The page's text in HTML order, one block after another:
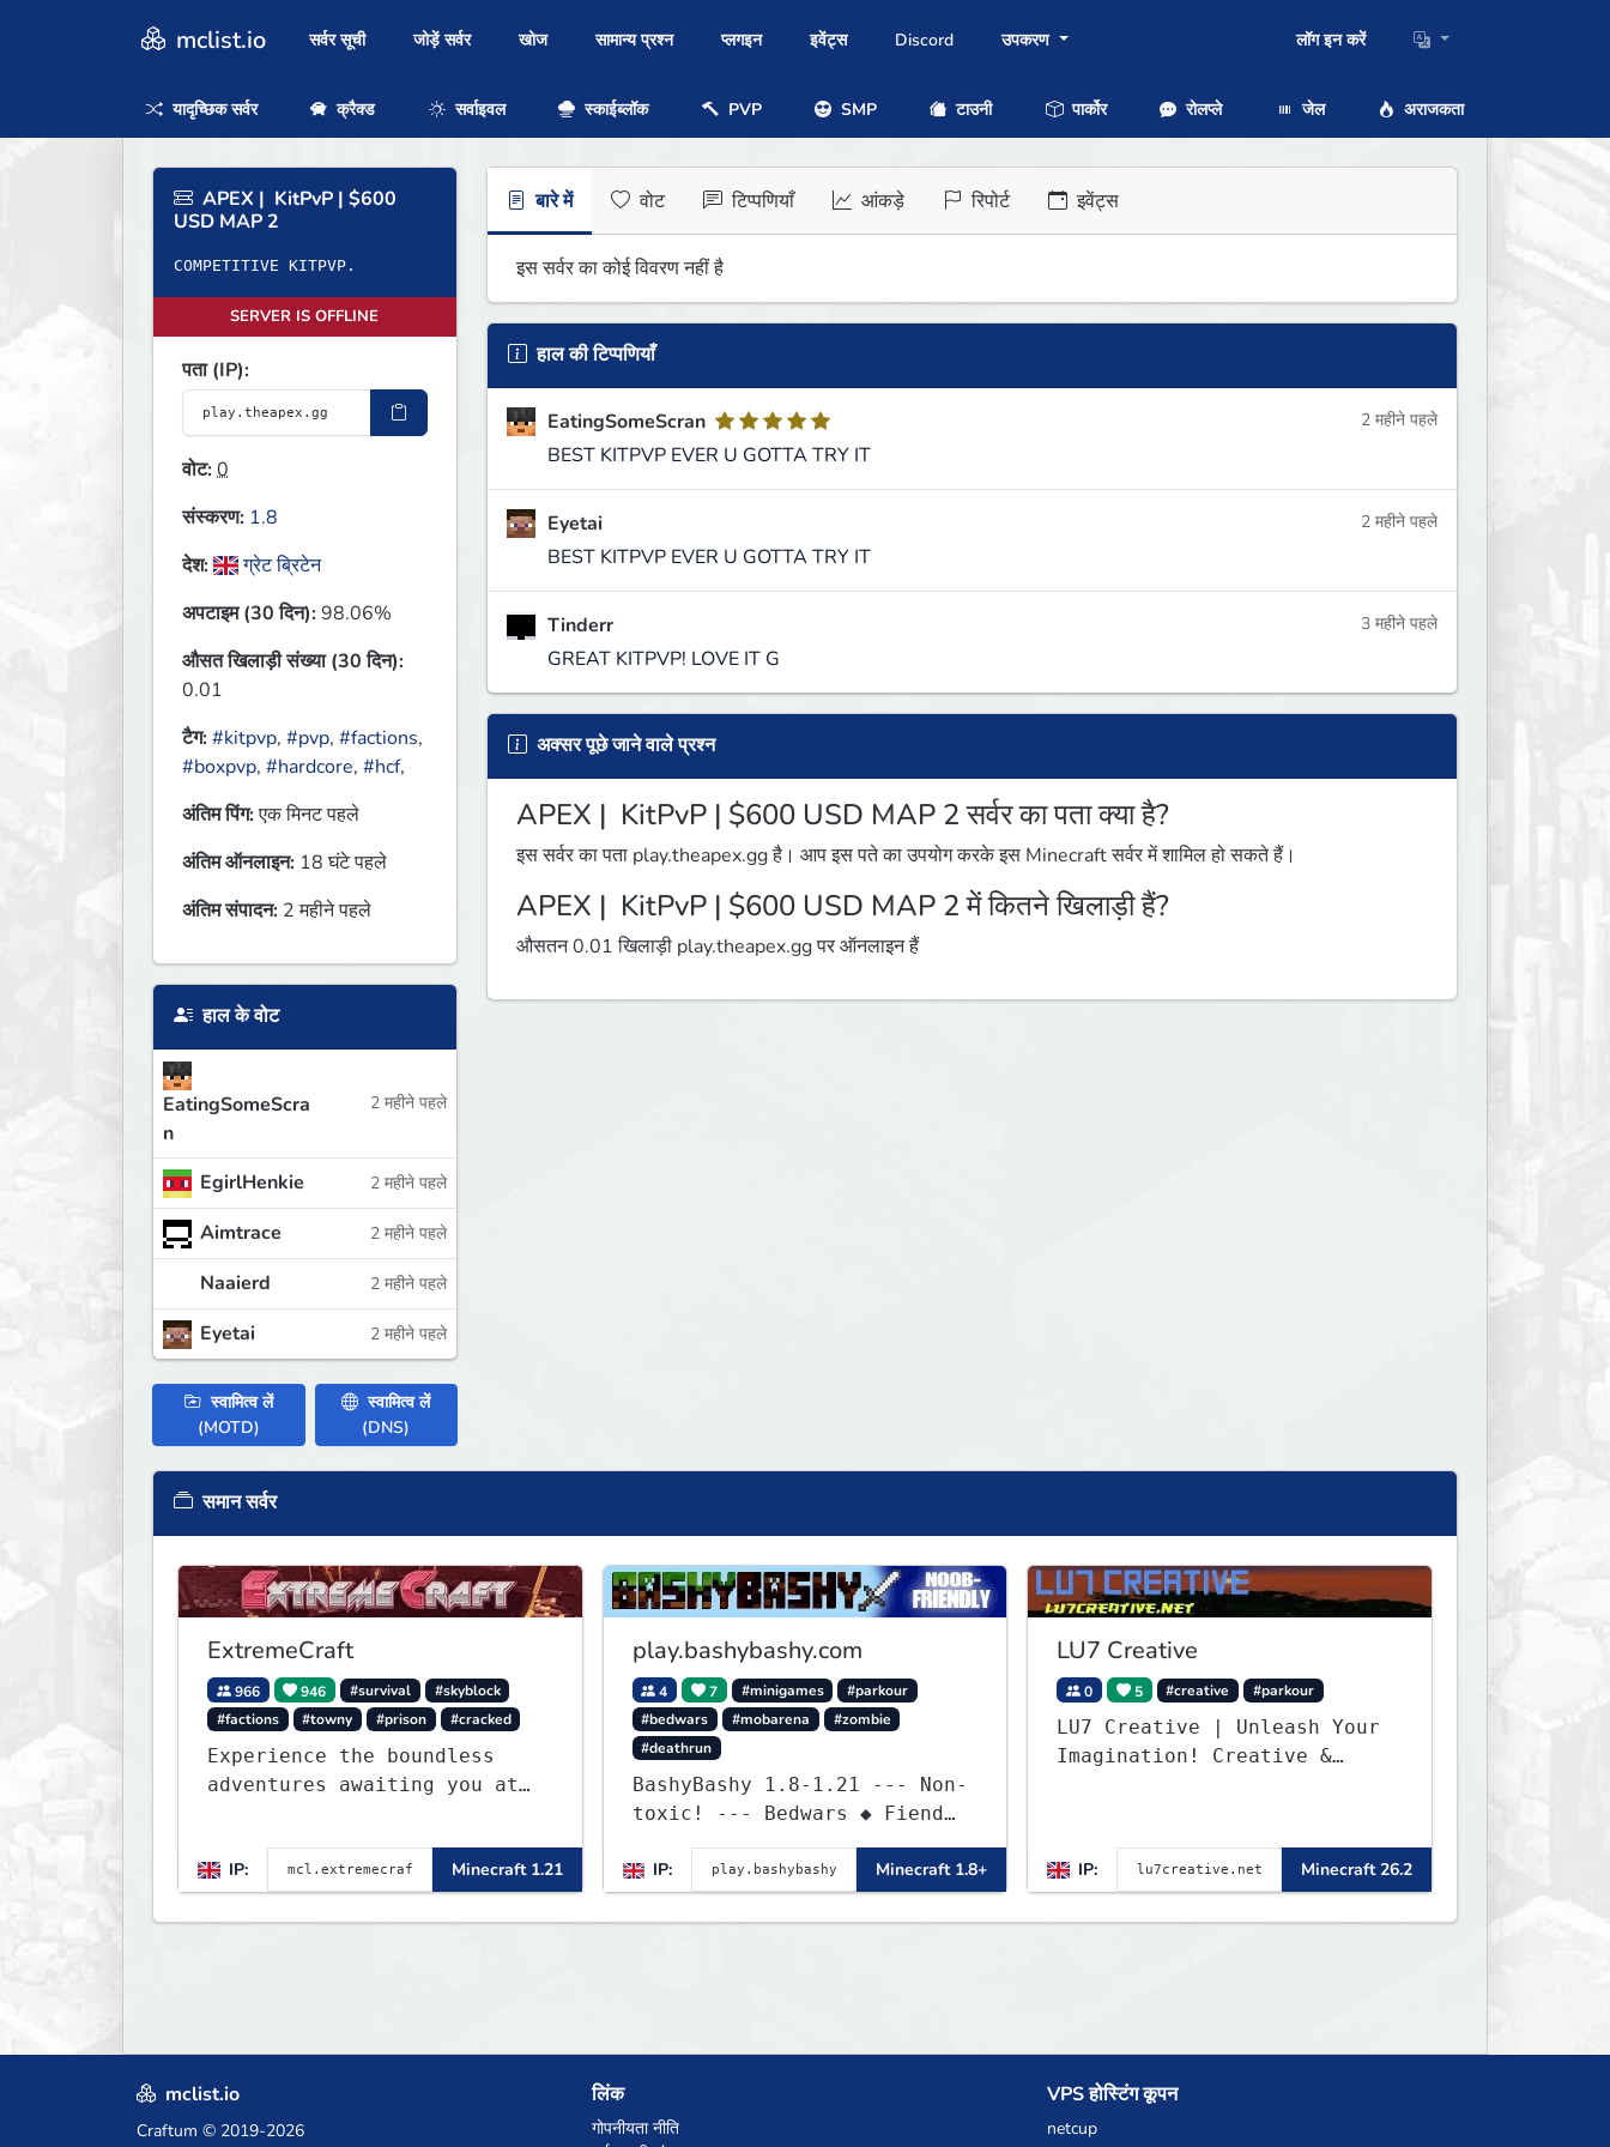
mclist.io सर्वर सूची जोड़ें सर्वर खोज सामान्य प्रश्न प्लगइन इवेंट्स Discord उपकरण लॉग इन करें
यादृच्छिक सर्वर क्रैक्ड सर्वाइवल स्काईब्लॉक PVP SMP टाउनी पार्कोर रोलप्ले जेल अराजकता
APEX | KitPvP | $600
USD MAP 2
COMPETITIVE KITPVP.
SERVER IS OFFLINE
पता (IP):
वोट:0
संस्करण: 1.8
देश:
ग्रेट ब्रिटेन
अपटाइम (30 दिन):98.06%
औसत खिलाड़ी संख्या (30 दिन):
0.01
टैग:#kitpvp, #pvp, #factions,
#boxpvp, #hardcore, #hcf,
अंतिम पिंग:एक मिनट पहले
अंतिम ऑनलाइन: 18 घंटे पहले
अंतिम संपादन: 2 महीने पहले
हाल के वोट
EatingSomeScra
n
2 महीने पहले
EgirlHenkie 2 महीने पहले
Aimtrace 2 महीने पहले
Naaierd 2 महीने पहले
Eyetai 2 महीने पहले
स्वामित्व लें
(MOTD)
स्वामित्व लें
(DNS)
बारे में वोट टिप्पणियाँ आंकड़े रिपोर्ट इवेंट्स
इस सर्वर का कोई विवरण नहीं है
हाल की टिप्पणियाँ
EatingSomeScran
BEST KITPVP EVER U GOTTA TRY IT
2 महीने पहले
Eyetai
BEST KITPVP EVER U GOTTA TRY IT
2 महीने पहले
Tinderr
GREAT KITPVP! LOVE IT G
3 महीने पहले
अक्सर पूछे जाने वाले प्रश्न
APEX | KitPvP | $600 USD MAP 2 सर्वर का पता क्या है?
इस सर्वर का पता play.theapex.gg है। आप इस पते का उपयोग करके इस Minecraft सर्वर में शामिल हो सकते हैं।
APEX | KitPvP | $600 USD MAP 2 में कितने खिलाड़ी हैं?
औसतन 0.01 खिलाड़ी play.theapex.gg पर ऑनलाइन हैं
समान सर्वर
ExtremeCraft
966 946 #survival
#skyblock
#factions
#towny #prison #cracked
Experience the boundless
adventures awaiting you at
a journey through a plethora
of exhilarating game modes,
blending both timeless
classics and innovative new
IP: Minecraft 1.21
play.bashybashy.com
4 7 #minigames
#parkour
#bedwars
#mobarena
#zombie
#deathrun
BashyBashy 1.8-1.21 --- Non-
toxic! --- Bedwars ◆ Fiend
Fight ◆ Assault Course
IP:
Minecraft 1.8+
LU7 Creative
0 5 #creative #parkour
LU7 Creative | Unleash Your
Imagination! Creative &
IP: Minecraft 26.2
mclist.io
Craftum © 2019-2026
लिंक
गोपनीयता नीति
VPS होस्टिंग कूपन
netcup